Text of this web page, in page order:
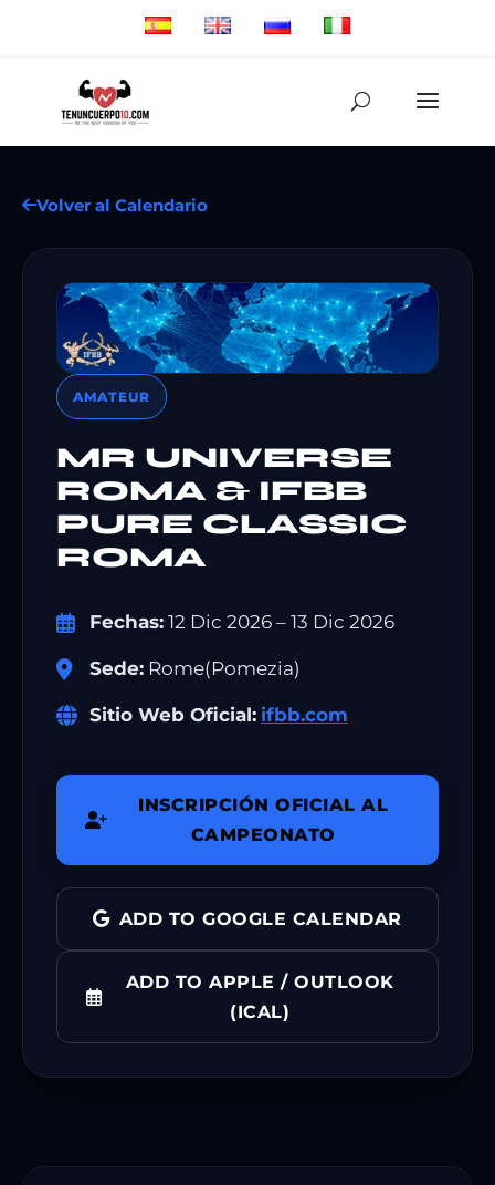
Volver al Calendario
AMATEUR
MR UNIVERSE
ROMA & IFBB
PURE CLASSIC
ROMA
Fechas: 12 Dic 2026 – 13 Dic 2026
Sede: Rome(Pomezia)
Sitio Web Oficial: ifbb.com
INSCRIPCIÓN OFICIAL AL
CAMPEONATO
ADD TO GOOGLE CALENDAR
ADD TO APPLE / OUTLOOK
(ICAL)